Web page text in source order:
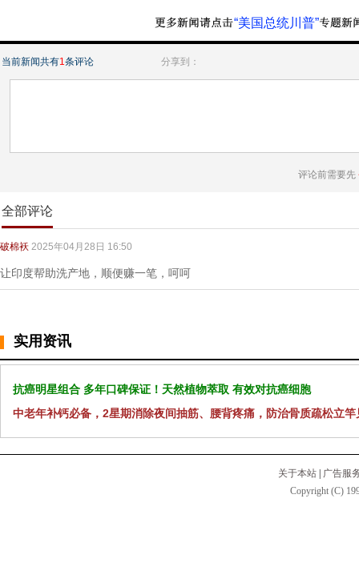
“美国总统川普”
当前新闻共有1条评论 分享到：
评论前需要先
全部评论
破棉袄 2025年04月28日 16:50
让印度帮助洗产地，顺便赚一笔，呵呵
实用资讯
抗癌明星组合 多年口碑保证！天然植物萃取 有效对抗癌细胞
中老年补钙必备，2星期消除夜间抽筋、腰背疼痛，防治骨质疏松立竿
关于本站
广告服
Copyright (C)